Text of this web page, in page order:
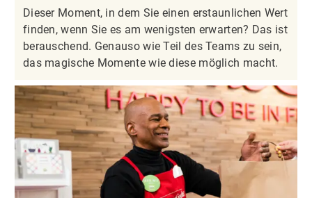
Dieser Moment, in dem Sie einen erstaunlichen Wert
finden, wenn Sie es am wenigsten erwarten? Das ist
berauschend. Genauso wie Teil des Teams zu sein,
das magische Momente wie diese möglich macht.